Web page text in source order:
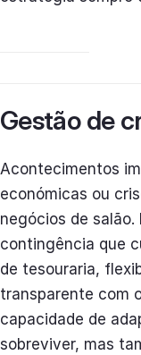
Gestão de
Acontecimentos
económicas ou
negócios de salão.
contingência que
de tesouraria,
transparente com
capacidade de
sobreviver, mas